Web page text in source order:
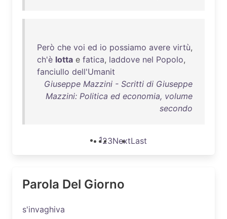
Però che voi ed io possiamo avere virtù,
ch'è lotta e fatica, laddove nel Popolo,
fanciullo dell'Umanit
Giuseppe Mazzini - Scritti di Giuseppe
Mazzini: Politica ed economia, volume
secondo
123NextLast
Parola Del Giorno
s'invaghiva